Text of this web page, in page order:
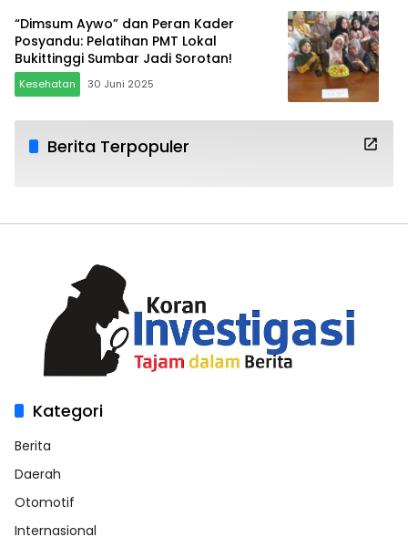
“Dimsum Aywo” dan Peran Kader
Posyandu: Pelatihan PMT Lokal
Bukittinggi Sumbar Jadi Sorotan!
Kesehatan 30 Juni 2025
Berita Terpopuler
Kategori
Berita
Daerah
Otomotif
Internasional